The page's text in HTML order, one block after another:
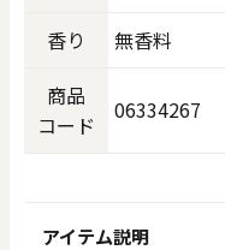
香り
無香料
商品
コード
06334267
アイテム説明